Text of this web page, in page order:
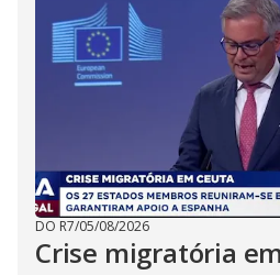
DO R7/05/08/2026
Crise migratória